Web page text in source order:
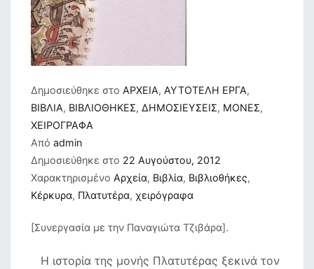
Δημοσιεύθηκε στο ΑΡΧΕΙΑ, ΑΥΤΟΤΕΛΗ ΕΡΓΑ,
ΒΙΒΛΙΑ, ΒΙΒΛΙΟΘΗΚΕΣ, ΔΗΜΟΣΙΕΥΣΕΙΣ, ΜΟΝΕΣ,
ΧΕΙΡΟΓΡΑΦΑ
Από admin
Δημοσιεύθηκε στο 22 Αυγούστου, 2012
Χαρακτηρισμένο Αρχεία, Βιβλία, Βιβλιοθήκες,
Κέρκυρα, Πλατυτέρα, χειρόγραφα
[Συνεργασία με την Παναγιώτα Τζιβάρα].
Η ιστορία της μονής Πλατυτέρας ξεκινά τον